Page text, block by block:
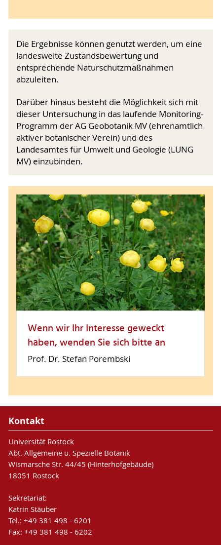
Die Ergebnisse können genutzt werden, um eine
landesweite Zustandsbewertung und
entsprechende Naturschutzmaßnahmen
abzuleiten.
Darüber hinaus besteht die Möglichkeit sich mit
dieser Untersuchung in das laufende Monitoring-
Programm der AG Geobotanik MV (ehrenamtlich
aktiver botanischer Verein) und des
Landesamtes für Umwelt und Geologie (LUNG
MV) einzubinden.
Wenn wir Ihr Interesse geweckt
haben, wenden Sie sich bitte an
Prof. Dr. Stefan Porembski
Kontakt
Universität Rostock
Abt. Allgemeine u. Spezielle Botanik
Wismarsche Str. 44/45 (Hinterhofgebäude)
18051 Rostock
Sekretariat:
Katrin Stäuber
Tel.: +49 381 498 - 6201
Fax: +49 381 498 - 6202